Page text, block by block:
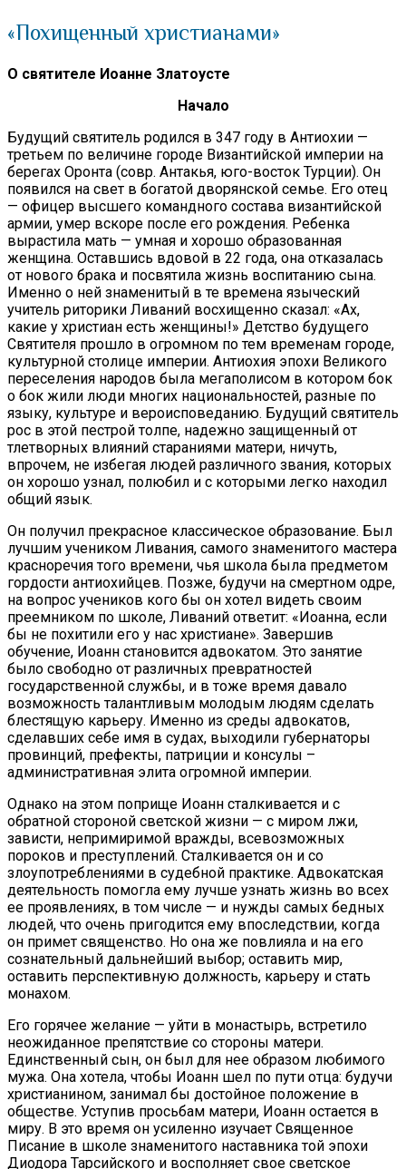
«Похищенный христианами»
О святителе Иоанне Златоусте
Начало
Будущий святитель родился в 347 году в Антиохии —
третьем по величине городе Византийской империи на
берегах Оронта (совр. Антакья, юго-восток Турции). Он
появился на свет в богатой дворянской семье. Его отец
— офицер высшего командного состава византийской
армии, умер вскоре после его рождения. Ребенка
вырастила мать — умная и хорошо образованная
женщина. Оставшись вдовой в 22 года, она отказалась
от нового брака и посвятила жизнь воспитанию сына.
Именно о ней знаменитый в те времена языческий
учитель риторики Ливаний восхищенно сказал: «Ах,
какие у христиан есть женщины!» Детство будущего
Святителя прошло в огромном по тем временам городе,
культурной столице империи. Антиохия эпохи Великого
переселения народов была мегаполисом в котором бок
о бок жили люди многих национальностей, разные по
языку, культуре и вероисповеданию. Будущий святитель
рос в этой пестрой толпе, надежно защищенный от
тлетворных влияний стараниями матери, ничуть,
впрочем, не избегая людей различного звания, которых
он хорошо узнал, полюбил и с которыми легко находил
общий язык.
Он получил прекрасное классическое образование. Был
лучшим учеником Ливания, самого знаменитого мастера
красноречия того времени, чья школа была предметом
гордости антиохийцев. Позже, будучи на смертном одре,
на вопрос учеников кого бы он хотел видеть своим
преемником по школе, Ливаний ответит: «Иоанна, если
бы не похитили его у нас христиане». Завершив
обучение, Иоанн становится адвокатом. Это занятие
было свободно от различных превратностей
государственной службы, и в тоже время давало
возможность талантливым молодым людям сделать
блестящую карьеру. Именно из среды адвокатов,
сделавших себе имя в судах, выходили губернаторы
провинций, префекты, патриции и консулы –
административная элита огромной империи.
Однако на этом поприще Иоанн сталкивается и с
обратной стороной светской жизни — с миром лжи,
зависти, непримиримой вражды, всевозможных
пороков и преступлений. Сталкивается он и со
злоупотреблениями в судебной практике. Адвокатская
деятельность помогла ему лучше узнать жизнь во всех
ее проявлениях, в том числе — и нужды самых бедных
людей, что очень пригодится ему впоследствии, когда
он примет священство. Но она же повлияла и на его
сознательный дальнейший выбор; оставить мир,
оставить перспективную должность, карьеру и стать
монахом.
Его горячее желание — уйти в монастырь, встретило
неожиданное препятствие со стороны матери.
Единственный сын, он был для нее образом любимого
мужа. Она хотела, чтобы Иоанн шел по пути отца: будучи
христианином, занимал бы достойное положение в
обществе. Уступив просьбам матери, Иоанн остается в
миру. В это время он усиленно изучает Священное
Писание в школе знаменитого наставника той эпохи
Диодора Тарсийского и восполняет свое светское